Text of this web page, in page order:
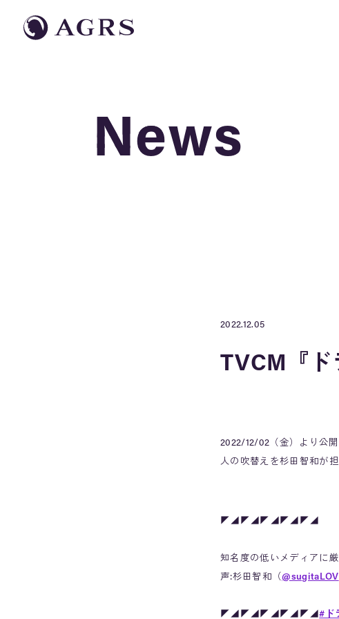
News
News
2022.12.05
TVCM『ド
2022/12/02（金）より公
人の吹替えを杉田智和が
◤◢◤◢◤◢◤◢◤◢
知名度の低いメディアに
声:杉田智和（@sugitaLOV
◤◢◤◢◤◢◤◢◤◢#ド